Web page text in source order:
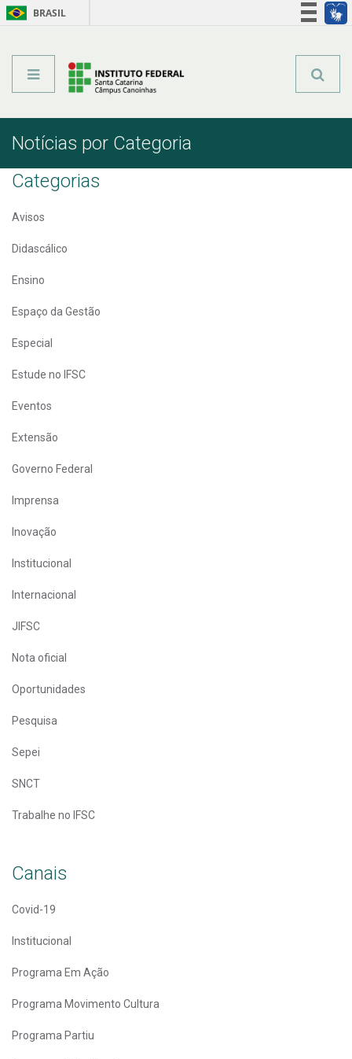
BRASIL
Notícias por Categoria
Categorias
Avisos
Didascálico
Ensino
Espaço da Gestão
Especial
Estude no IFSC
Eventos
Extensão
Governo Federal
Imprensa
Inovação
Institucional
Internacional
JIFSC
Nota oficial
Oportunidades
Pesquisa
Sepei
SNCT
Trabalhe no IFSC
Canais
Covid-19
Institucional
Programa Em Ação
Programa Movimento Cultura
Programa Partiu